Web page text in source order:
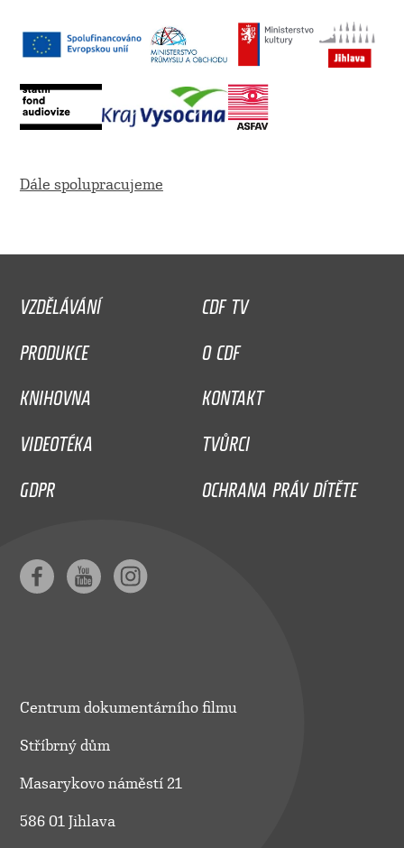
Dále spolupracujeme
VZDĚLÁVÁNÍ
CDF TV
PRODUKCE
O CDF
KNIHOVNA
KONTAKT
VIDEOTÉKA
TVŮRCI
GDPR
OCHRANA PRÁV DÍTĚTE
Centrum dokumentárního filmu
Stříbrný dům
Masarykovo náměstí 21
586 01 Jihlava